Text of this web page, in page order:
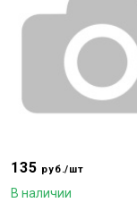
135 руб./шт
В наличии